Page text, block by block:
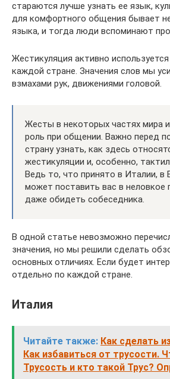
стараются лучше узнать ее язык,
для комфортного общения бывает
языка, и тогда люди вспоминают
Жестикуляция активно
каждой стране. Значения слов мы
взмахами рук, движениями головой.
Жесты в некоторых частях мира
роль при общении. Важно перед
страну узнать, как здесь
жестикуляции и, особенно,
Ведь то, что принято в Италии, в
может поставить вас в неловкое
даже обидеть собеседника.
В одной статье невозможно
значения, но мы решили сделать
основных отличиях. Если будет
отдельно по каждой стране.
Италия
Читайте также: Как сделать
Как избавиться от трусости.
Трусость и кто такой Трус?